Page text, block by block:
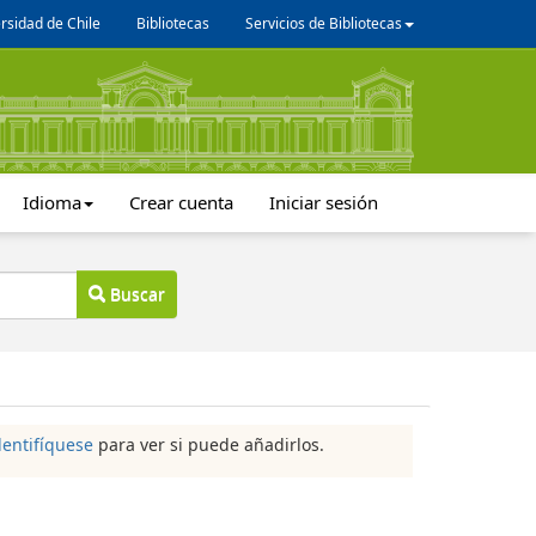
de Chile Bibliotecas Servicios de Bibliotecas
Idioma Crear cuenta Iniciar sesión
Buscar
para ver si puede añadirlos.